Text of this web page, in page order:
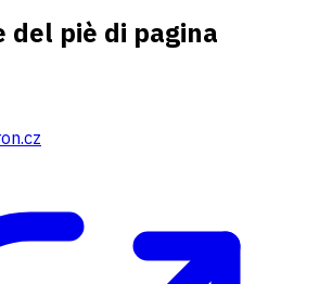
del piè di pagina